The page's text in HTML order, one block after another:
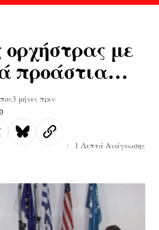
ορχήστρας με
προάστια…
3 μήνες πριν
1 Λεπτά Ανάγνωσης